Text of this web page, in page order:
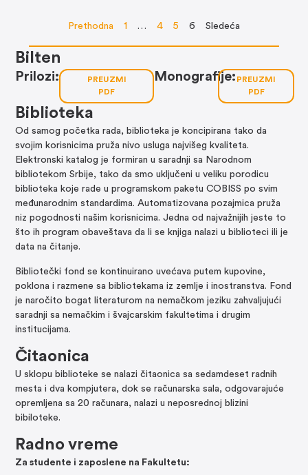
Prethodna 1 … 4 5 6 Sledeća
Bilten
Prilozi:
PREUZMI
PDF
Monografije: PREUZMI
PDF
Biblioteka
Od samog početka rada, biblioteka je koncipirana tako da
svojim korisnicima pruža nivo usluga najvišeg kvaliteta.
Elektronski katalog je formiran u saradnji sa Narodnom
bibliotekom Srbije, tako da smo uključeni u veliku porodicu
biblioteka koje rade u programskom paketu COBISS po svim
međunarodnim standardima. Automatizovana pozajmica pruža
niz pogodnosti našim korisnicima. Jedna od najvažnijih jeste to
što ih program obaveštava da li se knjiga nalazi u biblioteci ili je
data na čitanje.
Bibliotečki fond se kontinuirano uvećava putem kupovine,
poklona i razmene sa bibliotekama iz zemlje i inostranstva. Fond
je naročito bogat literaturom na nemačkom jeziku zahvaljujući
saradnji sa nemačkim i švajcarskim fakultetima i drugim
institucijama.
Čitaonica
U sklopu biblioteke se nalazi čitaonica sa sedamdeset radnih
mesta i dva kompjutera, dok se računarska sala, odgovarajuće
opremljena sa 20 računara, nalazi u neposrednoj blizini
bibiloteke.
Radno vreme
Za studente i zaposlene na Fakultetu: